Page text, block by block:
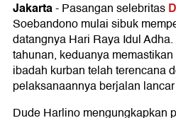
Jakarta-Pasangan selebritas
Soebandono mulai sibuk
datangnya Hari Raya Idul
tahunan, keduanya
ibadah kurban telah terencana
pelaksanaannya berjalan
Dude Harlino mengungkapkan